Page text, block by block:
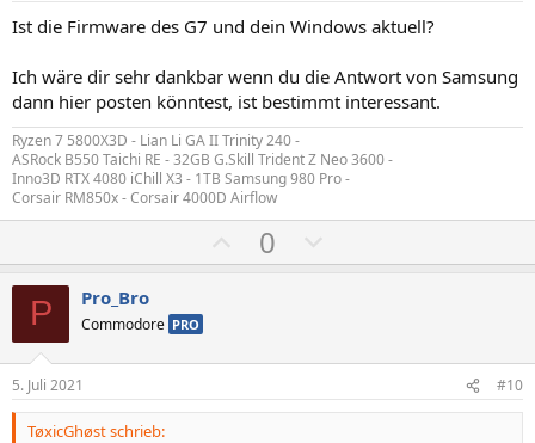
v
e
S
t
i
m
m
e
v
e
S
t
i
m
m
e
Ist die Firmware des G7 und dein Windows aktuell?
Ich wäre dir sehr dankbar wenn du die Antwort von Samsung
dann hier posten könntest, ist bestimmt interessant.
Ryzen 7 5800X3D - Lian Li GA II Trinity 240 -
ASRock B550 Taichi RE - 32GB G.Skill Trident Z Neo 3600 -
Inno3D RTX 4080 iChill X3 - 1TB Samsung 980 Pro -
Corsair RM850x - Corsair 4000D Airflow
o
t
v
0
e
t
v
P Pro_Bro
Commodore PRO
5. Juli 2021 #10
TøxicGhøst schrieb: